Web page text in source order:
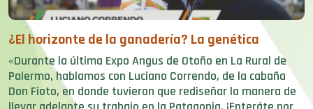
¿El horizonte de la ganadería? La genética
«Durante la última Expo Angus de Otoño en La Rural de
Palermo, hablamos con Luciano Correndo, de la cabaña
Don Fioto, en donde tuvieron que rediseñar la manera de